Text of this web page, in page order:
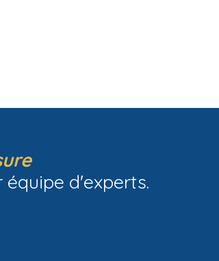
équipe d'experts.